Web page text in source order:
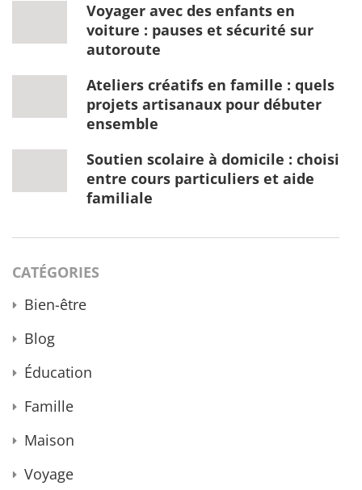
Voyager avec des enfants en
voiture : pauses et sécurité sur
autoroute
Ateliers créatifs en famille : quels
projets artisanaux pour débuter
ensemble
Soutien scolaire à domicile : choisir
entre cours particuliers et aide
familiale
CATÉGORIES
Bien-être
Blog
Éducation
Famille
Maison
Voyage